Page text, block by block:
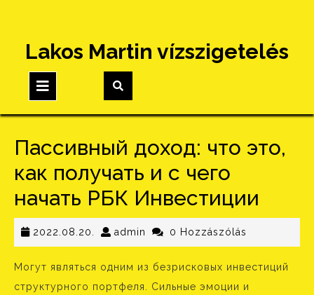
content
Lakos Martin vízszigetelés
Button
Пассивный доход: что это,
как получать и с чего
начать РБК Инвестиции
2022.08.20. 2022.08.20.
admin admin0 Hozzászólás
Могут являться одним из безрисковых инвестиций
структурного портфеля. Сильные эмоции и